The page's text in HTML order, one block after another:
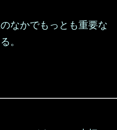
なかでもっとも重要な
。